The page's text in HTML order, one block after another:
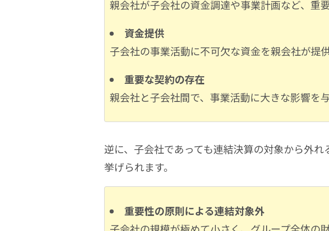
親会社が子会社の資金調達や事業計画など、重
資金提供
子会社の事業活動に不可欠な資金を親会社が提
重要な契約の存在
親会社と子会社間で、事業活動に大きな影響を
逆に、子会社であっても連結決算の対象から外
挙げられます。
重要性の原則による連結対象外